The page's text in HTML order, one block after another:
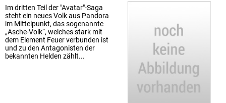
Im dritten Teil der "Avatar"-Saga
steht ein neues Volk aus Pandora
im Mittelpunkt, das sogenannte
„Asche-Volk“, welches stark mit
dem Element Feuer verbunden ist
und zu den Antagonisten der
bekannten Helden zählt...